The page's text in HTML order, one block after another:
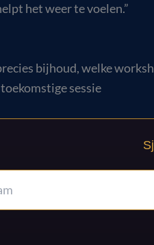
het weer te voelen.”
bijhoud, welke
sessie